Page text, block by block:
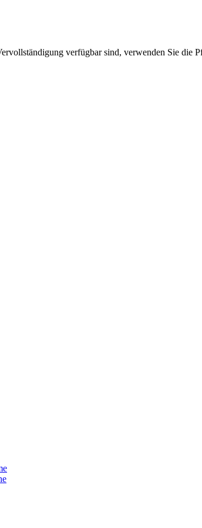
verfügbar sind, verwenden Sie